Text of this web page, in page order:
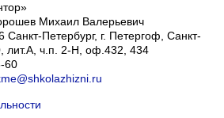
Михаил Валерьевич
Санкт-Петербург, г. Петергоф, Санкт-
лит.А, ч.п. 2-Н, оф.432, 434
60